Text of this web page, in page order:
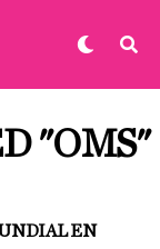
"OMS"
EN